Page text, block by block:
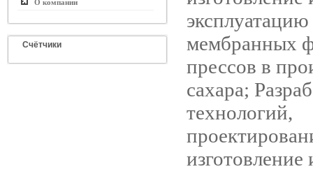
О компании
Счётчики
мембранных
прессов в
сахара;
технологий,
изготовление